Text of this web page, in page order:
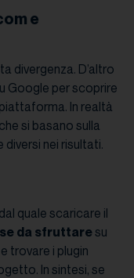
e
divergenza. D’altro
Google per scoprire
In realtà
si basano sulla
nei risultati.
quale scaricare il
da sfruttaresu
trovare i plugin
In sintesi, se